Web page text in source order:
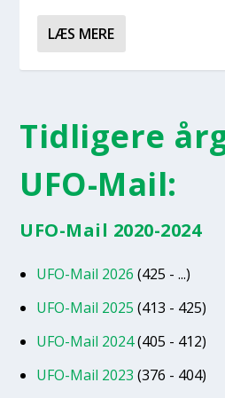
LÆS MERE
Tidligere
UFO-Mail:
UFO-Mail 2020-2024
UFO-Mail 2026 (425 - ...)
UFO-Mail 2025 (413 - 425)
UFO-Mail 2024(405 - 412)
UFO-Mail 2023 (376 - 404)